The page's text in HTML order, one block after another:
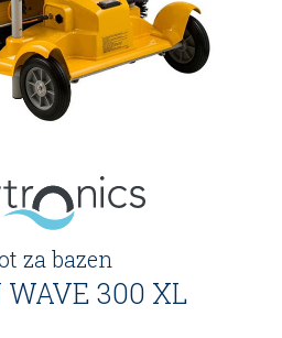
za bazen
WAVE 300 XL